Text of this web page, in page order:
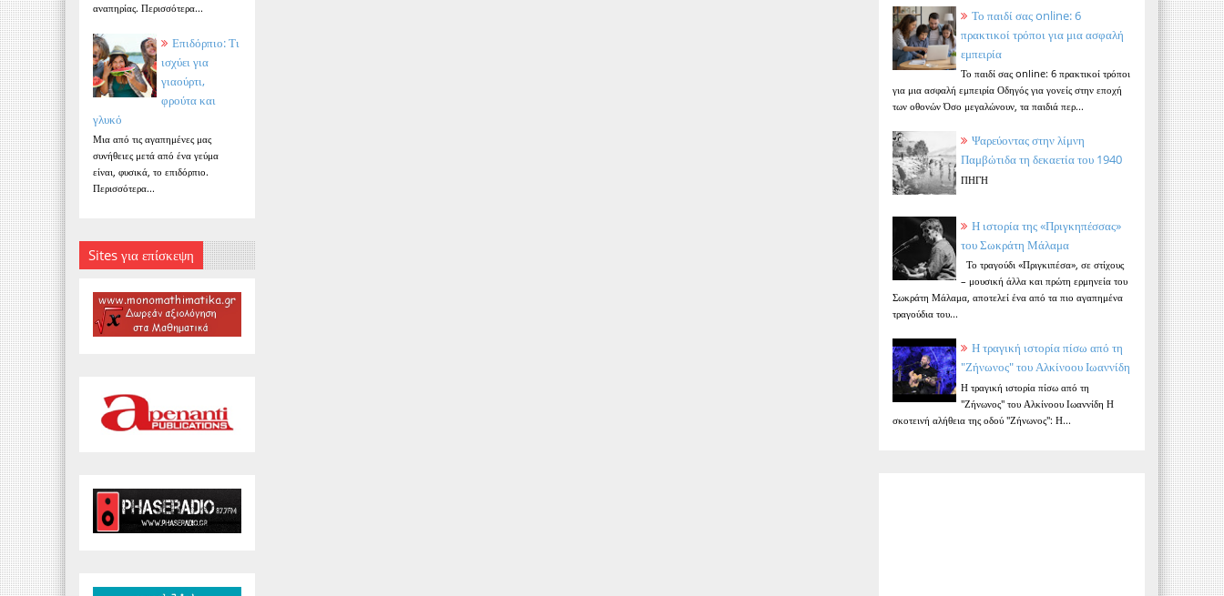
αναπηρίας. Περισσότερα...
Επιδόρπιο: Τι
ισχύει για
γιαούρτι,
φρούτα και
γλυκό
Μια από τις αγαπημένες μας
συνήθειες μετά από ένα γεύμα
είναι, φυσικά, το επιδόρπιο.
Περισσότερα...
Sites για επίσκεψη
Το παιδί σας online: 6
πρακτικοί τρόποι για μια ασφαλή
εμπειρία
Το παιδί σας online: 6 πρακτικοί τρόποι
για μια ασφαλή εμπειρία Οδηγός για γονείς στην εποχή
των οθονών Όσο μεγαλώνουν, τα παιδιά περ...
Ψαρεύοντας στην λίμνη
Παμβώτιδα τη δεκαετία του 1940
ΠΗΓΗ
Η ιστορία της «Πριγκηπέσσας»
του Σωκράτη Μάλαμα
Το τραγούδι «Πριγκιπέσα», σε στίχους
– μουσική άλλα και πρώτη ερμηνεία του
Σωκράτη Μάλαμα, αποτελεί ένα από τα πιο αγαπημένα
τραγούδια του...
Η τραγική ιστορία πίσω από τη
"Ζήνωνος" του Αλκίνοου Ιωαννίδη
Η τραγική ιστορία πίσω από τη
"Ζήνωνος" του Αλκίνοου Ιωαννίδη Η
σκοτεινή αλήθεια της οδού "Ζήνωνος": Η...